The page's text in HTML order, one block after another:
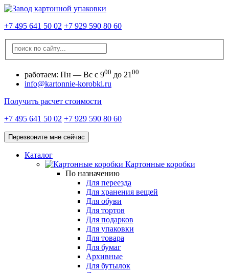
+7 495 641 50 02 +7 929 590 80 60
работаем: Пн — Вс с 900 до 21 00
info@kartonnie-korobki.ru
Получить расчет стоимости
+7 495 641 50 02 +7 929 590 80 60
Перезвоните мне сейчас
Каталог
Картонные коробки
По назначению
Для переезда
Для хранения вещей
Для обуви
Для тортов
Для подарков
Для упаковки
Для товара
Для бумаг
Архивные
Для бутылок